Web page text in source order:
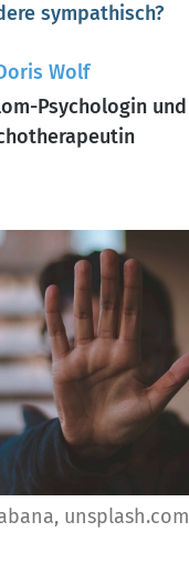
sympathisch?
Wolf
Psychologin und
unsplash.com